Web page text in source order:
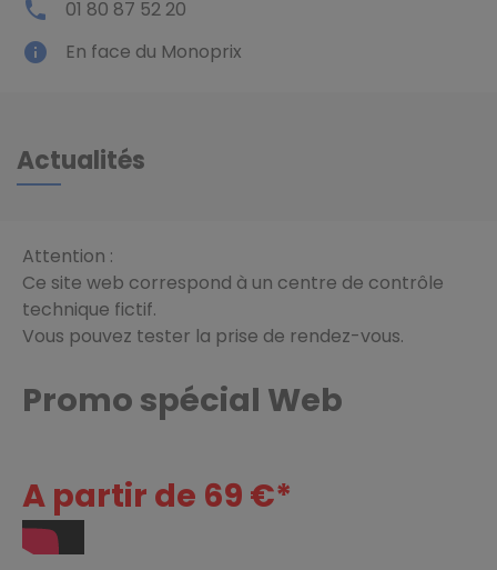
local_phone 01 80 87 52 20
info En face du Monoprix
Actualités
Attention :
Ce site web correspond à un centre de contrôle
technique fictif.
Vous pouvez tester la prise de rendez-vous.
Promo spécial Web
A partir de 69 €*